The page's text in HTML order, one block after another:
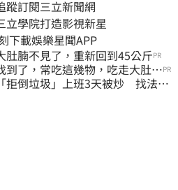
訂閱三立新聞網
立學院打造影視新星
握明星動態 即刻下載娛樂星聞APP
肚腩不見了，重新回到45公斤PR
到了，常吃這幾物，吃走大肚
PR
拒倒垃圾」上班3天被炒 找法院